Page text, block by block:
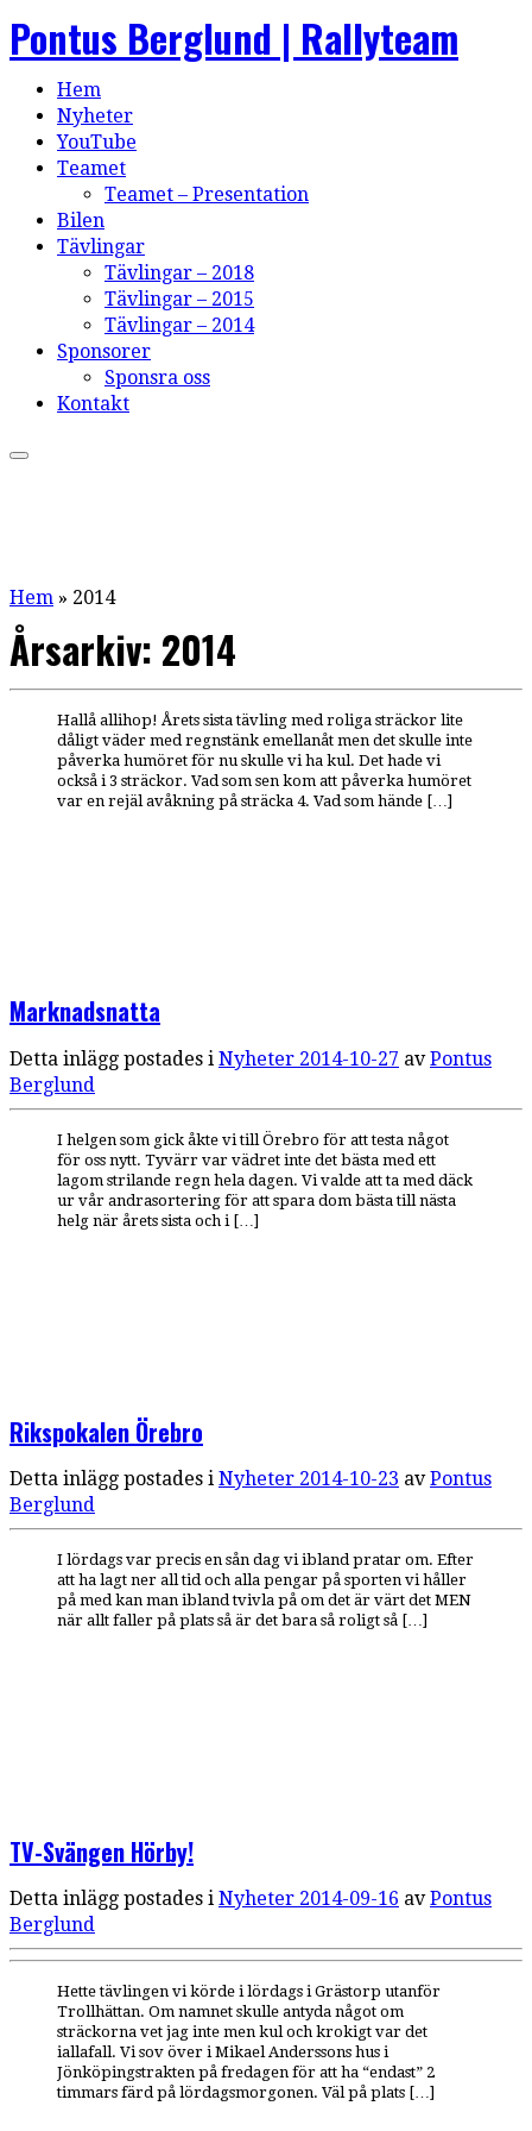
Pontus Berglund | Rallyteam
Hem
Nyheter
YouTube
Teamet
Teamet – Presentation
Bilen
Tävlingar
Tävlingar – 2018
Tävlingar – 2015
Tävlingar – 2014
Sponsorer
Sponsra oss
Kontakt
Hem » 2014
Årsarkiv: 2014
Hallå allihop! Årets sista tävling med roliga sträckor lite
dåligt väder med regnstänk emellanåt men det skulle inte
påverka humöret för nu skulle vi ha kul. Det hade vi
också i 3 sträckor. Vad som sen kom att påverka humöret
var en rejäl avåkning på sträcka 4. Vad som hände […]
Marknadsnatta
Detta inlägg postades i Nyheter 2014-10-27 avPontus
Berglund
I helgen som gick åkte vi till Örebro för att testa något
för oss nytt. Tyvärr var vädret inte det bästa med ett
lagom strilande regn hela dagen. Vi valde att ta med däck
ur vår andrasortering för att spara dom bästa till nästa
helg när årets sista och i […]
Rikspokalen Örebro
Detta inlägg postades i Nyheter 2014-10-23 avPontus
Berglund
I lördags var precis en sån dag vi ibland pratar om. Efter
att ha lagt ner all tid och alla pengar på sporten vi håller
på med kan man ibland tvivla på om det är värt det MEN
när allt faller på plats så är det bara så roligt så […]
TV-Svängen Hörby!
Detta inlägg postades i Nyheter 2014-09-16 avPontus
Berglund
Hette tävlingen vi körde i lördags i Grästorp utanför
Trollhättan. Om namnet skulle antyda något om
sträckorna vet jag inte men kul och krokigt var det
iallafall. Vi sov över i Mikael Anderssons hus i
Jönköpingstrakten på fredagen för att ha “endast” 2
timmars färd på lördagsmorgonen. Väl på plats […]